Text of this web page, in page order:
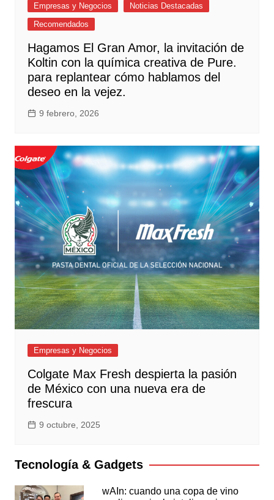
Empresas y Negocios
Noticias Destacadas
Recomendados
Hagamos El Gran Amor, la invitación de
Koltin con la química creativa de Pure.
para replantear cómo hablamos del
deseo en la vejez.
9 febrero, 2026
Empresas y Negocios
Colgate Max Fresh despierta la pasión
de México con una nueva era de
frescura
9 octubre, 2025
Tecnología & Gadgets
wAIn: cuando una copa de vino